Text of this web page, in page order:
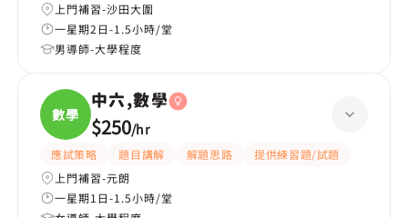
上門補習-沙田大圍
一星期2日-1.5小時/堂
男導師-大學程度
數學
中六,數學
$250/hr
應試策略 題目講解 解題思路
提供練習題/試題
上門補習-元朗
一星期1日-1.5小時/堂